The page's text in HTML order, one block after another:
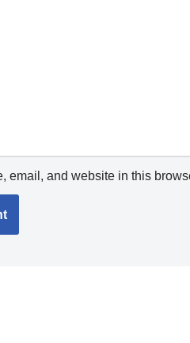
email, and website in this